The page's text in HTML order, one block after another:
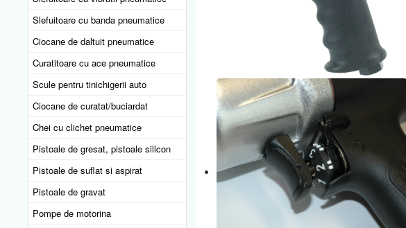
Slefuitoare cu banda pneumatice
Ciocane de daltuit pneumatice
Curatitoare cu ace pneumatice
Scule pentru tinichigerii auto
Ciocane de curatat/buciardat
Chei cu clichet pneumatice
Pistoale de gresat, pistoale silicon
Pistoale de suflat si aspirat
Pistoale de gravat
Pompe de motorina